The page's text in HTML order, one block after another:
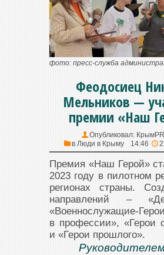
фото: пресс-служба
Феодосиец
Мельников —
премии «Наш
Опубликовал:
в Люди в Крыму 14:46
Премия «Наш Герой»
2023 году в пилотном
регионах страны.
направлений –
«Военнослужащие-
в профессии», «Герои
и «Герои прошлого».